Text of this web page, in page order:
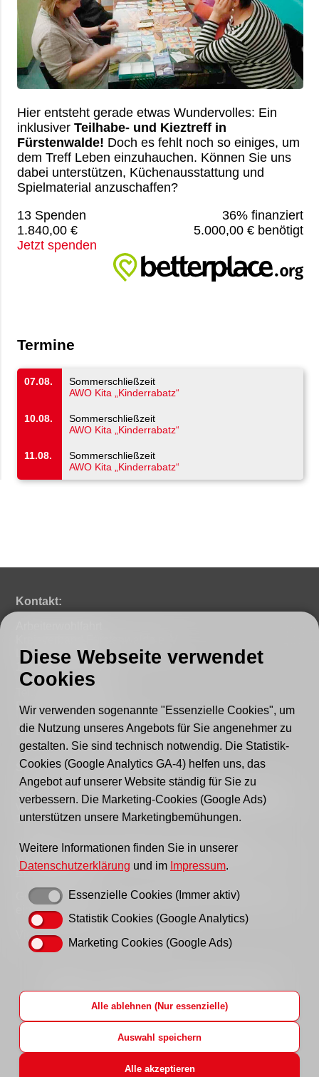
Hier entsteht gerade etwas Wundervolles: Ein
inklusiverTeilhabe- und Kieztreff in
Fürstenwalde! Doch es fehlt noch so einiges, um
dem Treff Leben einzuhauchen. Können Sie uns
dabei unterstützen, Küchenausstattung und
Spielmaterial anzuschaffen?
13 Spenden
36% finanziert
1.840,00 €
5.000,00 € benötigt
Jetzt spenden
Termine
07.08.
Sommerschließzeit
AWO Kita „Kinderrabatz“
10.08.
Sommerschließzeit
AWO Kita „Kinderrabatz“
11.08.
Sommerschließzeit
AWO Kita „Kinderrabatz“
Kontakt:
Lindenstraße 46
15517 Fürstenwalde
Fax: 03361 - 592221
E-mail:post@awo-fuewa.de
Sprechzeiten Geschäftsstelle:
Sie erreichen uns persönlich telefonisch donnerstags
von 9–12 Uhr bzw. dienstags und donnerstags von 14–
16 Uhr.
Außerhalb der Sprechzeiten erreichen Sie uns
Kontaktformular.
Gern können Sie uns auch einen Brief schreiben oder
ein Fax senden.
Vielen Dank für Ihr Verständnis!
Hinweisgeberportal
AWO LAG Brandenburg
AWO Bundesverband
AWO Jobs Login
Diese Webseite verwendet
Cookies
Wir verwenden sogenannte "Essenzielle Cookies", um
die Nutzung unseres Angebots für Sie angenehmer zu
gestalten. Sie sind technisch notwendig. Die Statistik-
Cookies (Google Analytics GA-4) helfen uns, das
Angebot auf unserer Website ständig für Sie zu
verbessern. Die Marketing-Cookies (Google Ads)
unterstützen unsere Marketingbemühungen.
Weitere Informationen finden Sie in unserer
Datenschutzerklärung und im Impressum.
Essenzielle Cookies (Immer aktiv)
Statistik Cookies (Google Analytics)
Marketing Cookies (Google Ads)
Alle ablehnen (Nur essenzielle)
Auswahl speichern
Alle akzeptieren